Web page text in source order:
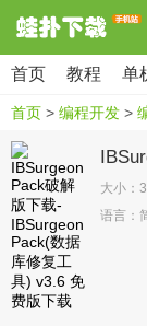
首页 教程 单
首页 > 编程开发 >
大小：
语言：